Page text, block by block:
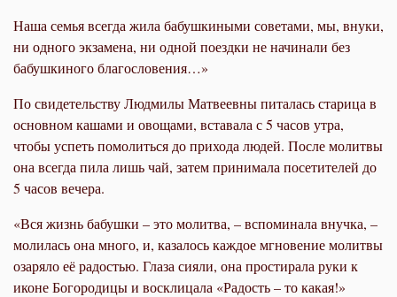
Наша семья всегда жила бабушкиными советами, мы, внуки,
ни одного экзамена, ни одной поездки не начинали без
бабушкиного благословения…»
По свидетельству Людмилы Матвеевны питалась старица в
основном кашами и овощами, вставала с 5 часов утра,
чтобы успеть помолиться до прихода людей. После молитвы
она всегда пила лишь чай, затем принимала посетителей до
5 часов вечера.
«Вся жизнь бабушки – это молитва, – вспоминала внучка, –
молилась она много, и, казалось каждое мгновение молитвы
озаряло её радостью. Глаза сияли, она простирала руки к
иконе Богородицы и восклицала «Радость – то какая!»